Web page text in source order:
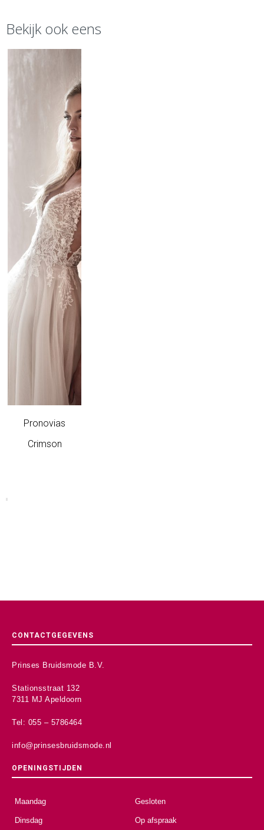
Bekijk ook eens
Pronovias
Crimson
CONTACTGEGEVENS
Prinses Bruidsmode B.V.
Stationsstraat 132
7311 MJ Apeldoorn
Tel: 055 – 5786464
info@prinsesbruidsmode.nl
OPENINGSTIJDEN
Maandag Gesloten
Dinsdag Op afspraak